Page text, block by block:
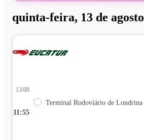
quinta-feira, 13 de agosto
11:55
13/08
Terminal Rodoviário de Londrina